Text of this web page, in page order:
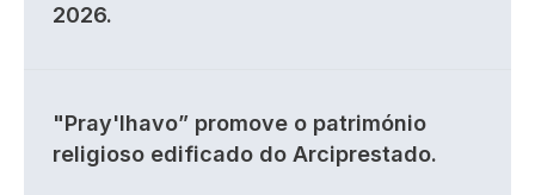
2026.
"Pray'lhavo” promove o património
religioso edificado do Arciprestado.